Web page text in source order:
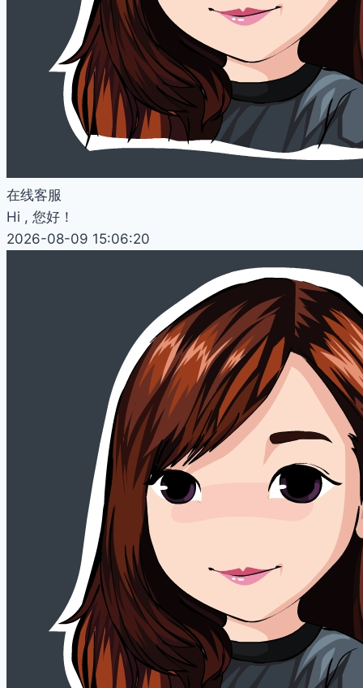
在线客服
Hi , 您好！
2026-08-09 15:06:20